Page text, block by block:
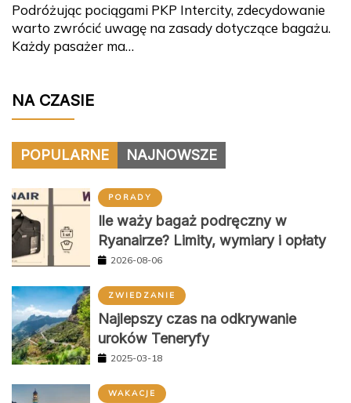
Podróżując pociągami PKP Intercity, zdecydowanie
warto zwrócić uwagę na zasady dotyczące bagażu.
Każdy pasażer ma…
NA CZASIE
POPULARNE NAJNOWSZE
PORADY
Ile waży bagaż podręczny w
Ryanairze? Limity, wymiary i opłaty
2026-08-06
ZWIEDZANIE
Najlepszy czas na odkrywanie
uroków Teneryfy
2025-03-18
WAKACJE